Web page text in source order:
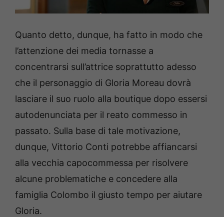
Quanto detto, dunque, ha fatto in modo che
l’attenzione dei media tornasse a
concentrarsi sull’attrice soprattutto adesso
che il personaggio di Gloria Moreau dovrà
lasciare il suo ruolo alla boutique dopo essersi
autodenunciata per il reato commesso in
passato. Sulla base di tale motivazione,
dunque, Vittorio Conti potrebbe affiancarsi
alla vecchia capocommessa per risolvere
alcune problematiche e concedere alla
famiglia Colombo il giusto tempo per aiutare
Gloria.